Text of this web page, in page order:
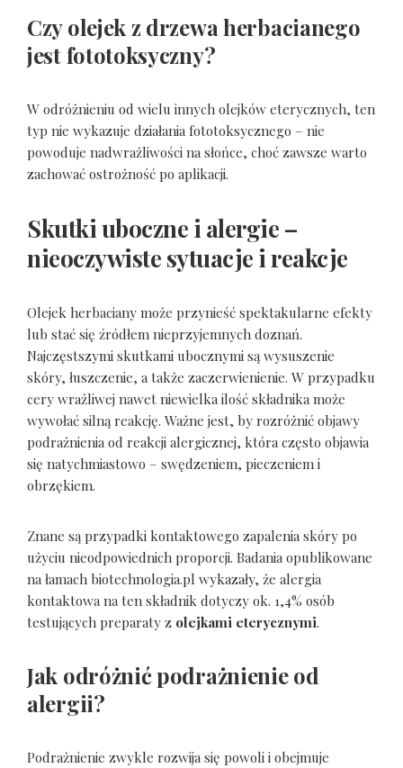
Czy olejek z drzewa herbacianego
jest fototoksyczny?
W odróżnieniu od wielu innych olejków eterycznych, ten
typ nie wykazuje działania fototoksycznego – nie
powoduje nadwrażliwości na słońce, choć zawsze warto
zachować ostrożność po aplikacji.
Skutki uboczne i alergie –
nieoczywiste sytuacje i reakcje
Olejek herbaciany może przynieść spektakularne efekty
lub stać się źródłem nieprzyjemnych doznań.
Najczęstszymi skutkami ubocznymi są wysuszenie
skóry, łuszczenie, a także zaczerwienienie. W przypadku
cery wrażliwej nawet niewielka ilość składnika może
wywołać silną reakcję. Ważne jest, by rozróżnić objawy
podrażnienia od reakcji alergicznej, która często objawia
się natychmiastowo – swędzeniem, pieczeniem i
obrzękiem.
Znane są przypadki kontaktowego zapalenia skóry po
użyciu nieodpowiednich proporcji. Badania opublikowane
na łamach biotechnologia.pl wykazały, że alergia
kontaktowa na ten składnik dotyczy ok. 1,4% osób
testujących preparaty z olejkami eterycznymi.
Jak odróżnić podrażnienie od
alergii?
Podrażnienie zwykle rozwija się powoli i obejmuje